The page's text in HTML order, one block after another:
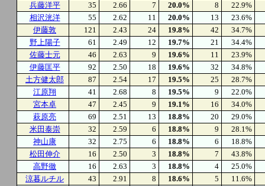
兵藤洋平
35 2.66 7 20.0% 8
22.9%
相沢洸洋
55 2.62 11 20.0% 13
23.6%
伊藤敦
121 2.43 24 19.8% 42
34.7%
野上陽子
61 2.49 12 19.7% 21
34.4%
佐藤士元
46 2.63 9 19.6% 11
23.9%
伊藤匡平
92 2.50 18 19.6% 32
34.8%
土方健太郎
87 2.54 17 19.5% 25
28.7%
江原翔
41 2.68 8 19.5% 9
22.0%
宮本卓
47 2.45 9 19.1% 16
34.0%
萩原亮
69 2.51 13 18.8% 20
29.0%
米田泰崇
32 2.59 6 18.8% 9
28.1%
神山康
32 2.75 6 18.8% 6
18.8%
松田伸介
16 2.50 3 18.8% 7
43.8%
高野徹
16 2.63 3 18.8% 4
25.0%
涼暮ルチル
43 2.91 8 18.6% 5
11.6%